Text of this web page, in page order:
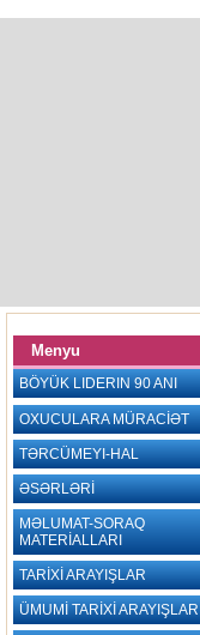
Menyu
BÖYÜK LIDERIN 90 ANI
OXUCULARA MÜRACİƏT
TƏRCÜMEYI-HAL
ƏSƏRLƏRİ
MƏLUMAT-SORAQ
MATERİALLARI
TARİXİ ARAYIŞLAR
ÜMUMİ TARİXİ ARAYIŞLAR